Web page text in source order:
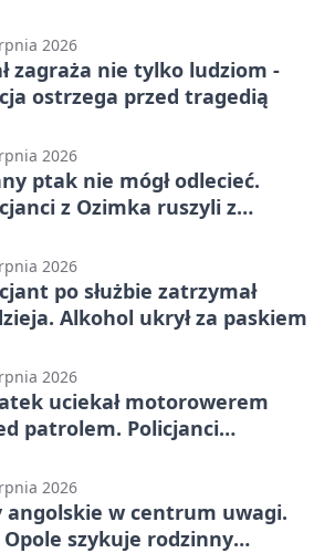
2026
zagraża nie tylko ludziom -
ostrzega przed tragedią
2026
ptak nie mógł odlecieć.
z Ozimka ruszyli z
2026
po służbie zatrzymał
Alkohol ukrył za paskiem
2026
uciekał motorowerem
patrolem. Policjanci
2026
angolskie w centrum uwagi.
Opole szykuje rodzinny